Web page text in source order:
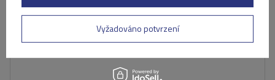
Vyžadováno potvrzení